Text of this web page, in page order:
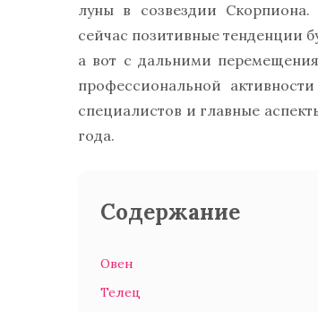
луны в созвездии
сейчас позитивные тенденции
а вот с дальними
профессиональной
специалистов и главные
года.
Содержание
Овен
Телец